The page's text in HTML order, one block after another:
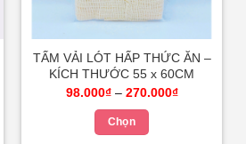
TẤM VẢI LÓT HẤP THỨC ĂN –
KÍCH THƯỚC 55 x 60CM
98.000₫ – 270.000₫Khoảng
Chọn